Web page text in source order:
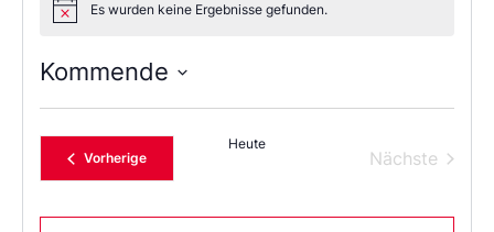
NoticeEs wurden keine Ergebnisse gefunden.
Kommende
das
DatumVorherigeVeranstaltungen
Heute
Nächste